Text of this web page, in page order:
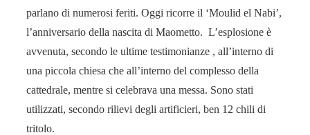
parlano di numerosi feriti. Oggi ricorre il ‘Moulid el Nabi’,
l’anniversario della nascita di Maometto. L’esplosione è
avvenuta, secondo le ultime testimonianze , all’interno di
una piccola chiesa che all’interno del complesso della
cattedrale, mentre si celebrava una messa. Sono stati
utilizzati, secondo rilievi degli artificieri, ben 12 chili di
tritolo.